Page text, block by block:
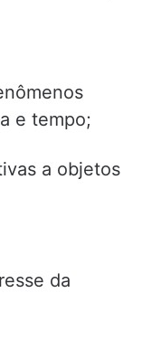
e tempo;
a objetos
da